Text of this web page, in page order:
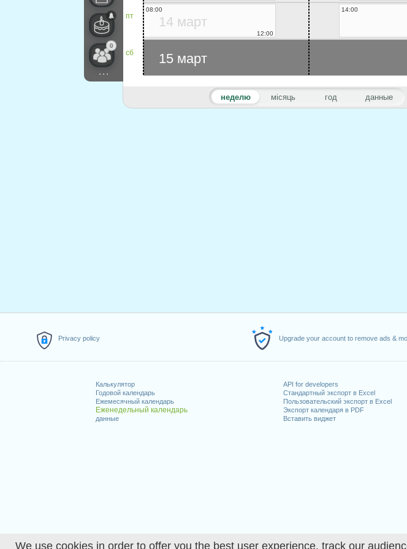
We use cookies in order to offer you the best user experience, track our
Privacy policy Upgrade your account to remove ads &
Калькулятор
Годовой календарь
Ежемесячный календарь
Еженедельный календарь
данные
API for developers
Стандартный экспорт в Excel
Пользовательский экспорт в Excel
Экспорт календаря в PDF
Вставить виджет
0
...
неделю місяць год данные
пт
сб
14 март
08:00
12:00
14:00
15 март